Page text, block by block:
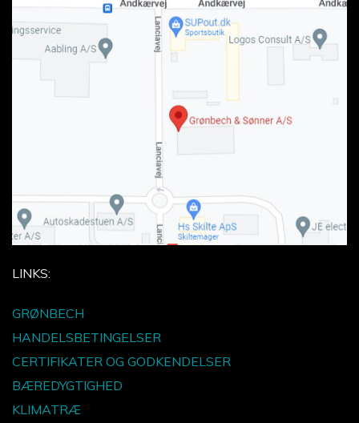
LINKS:
GRØNBECH
HANDELSBETINGELSER
CERTIFIKATER OG GODKENDELSER
BÆREDYGTIGHED
KLIMATRÆ